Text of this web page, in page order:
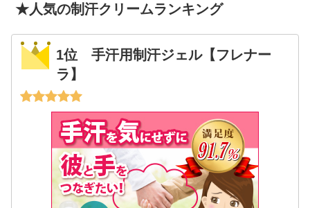
★人気の制汗クリームランキング
1位 手汗用制汗ジェル【フレナー
ラ】